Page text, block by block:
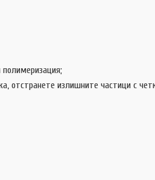
отстранете излишните частици с